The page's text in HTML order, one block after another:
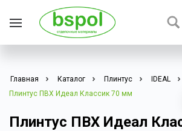
Главная Каталог Плинтус
IDEAL
Плинтус ПВХ Идеал Классик 70 мм
Плинтус ПВХ Идеал